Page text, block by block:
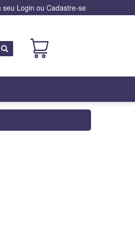
seu Login ou Cadastre-se
Buscar